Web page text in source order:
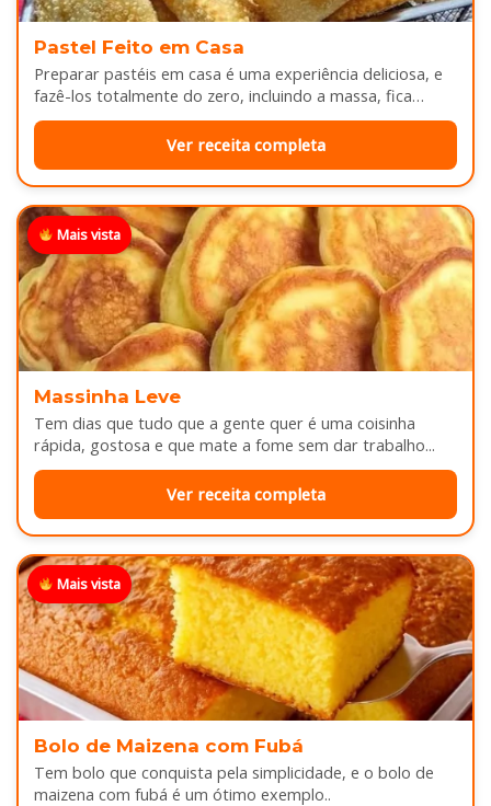
Pastel Feito em Casa
Preparar pastéis em casa é uma experiência deliciosa, e
fazê-los totalmente do zero, incluindo a massa, fica
melhor ainda...
Ver receita completa
Mais vista
Massinha Leve
Tem dias que tudo que a gente quer é uma coisinha
rápida, gostosa e que mate a fome sem dar trabalho...
Ver receita completa
Mais vista
Bolo de Maizena com Fubá
Tem bolo que conquista pela simplicidade, e o bolo de
maizena com fubá é um ótimo exemplo..